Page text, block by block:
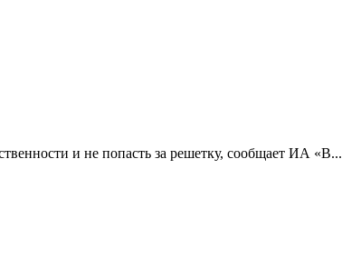
и не попасть за решетку, сообщает ИА «В...